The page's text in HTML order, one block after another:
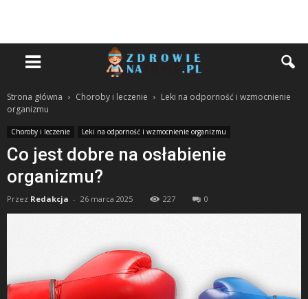
Strona główna Choroby i leczenie
Leki na odporność i wzmocnienie
organizmu
Choroby i leczenie Leki na odporność i wzmocnienie organizmu
Co jest dobre na osłabienie
organizmu?
Przez Redakcja - 26 marca 2025 227 0